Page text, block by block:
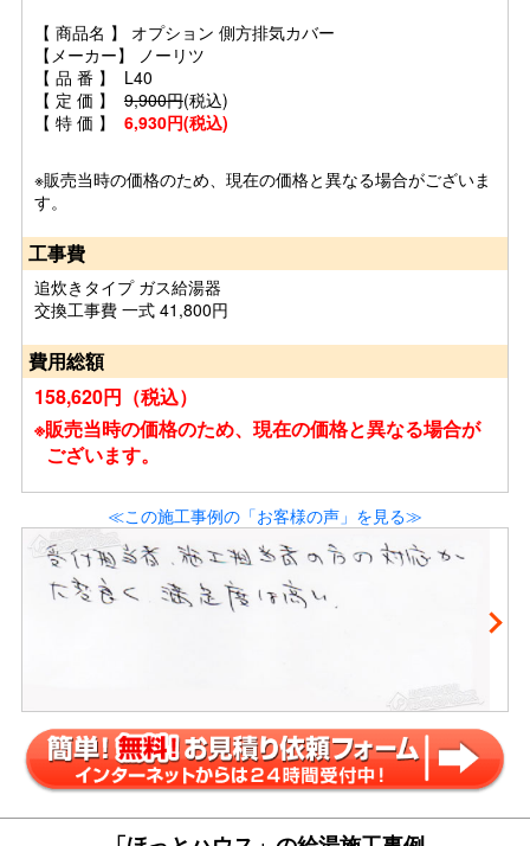
【 商品名 】 オプション 側方排気カバー
【メーカー】 ノーリツ
【 品 番 】 L40
【 定 価 】 9,900円(税込)
【 特 価 】 6,930円(税込)
※販売当時の価格のため、現在の価格と異なる場合がございま
す。
工事費
追炊きタイプ ガス給湯器
交換工事費 一式 41,800円
費用総額
158,620円（税込）
※販売当時の価格のため、現在の価格と異なる場合が
ございます。
≪この施工事例の「お客様の声」を見る≫